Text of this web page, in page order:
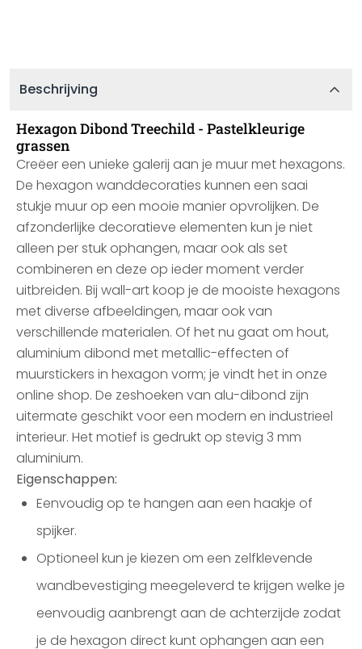
Beschrijving
Hexagon Dibond Treechild - Pastelkleurige
grassen
Creëer een unieke galerij aan je muur met hexagons.
De hexagon wanddecoraties kunnen een saai
stukje muur op een mooie manier opvrolijken. De
afzonderlijke decoratieve elementen kun je niet
alleen per stuk ophangen, maar ook als set
combineren en deze op ieder moment verder
uitbreiden. Bij wall-art koop je de mooiste hexagons
met diverse afbeeldingen, maar ook van
verschillende materialen. Of het nu gaat om hout,
aluminium dibond met metallic-effecten of
muurstickers in hexagon vorm; je vindt het in onze
online shop. De zeshoeken van alu-dibond zijn
uitermate geschikt voor een modern en industrieel
interieur. Het motief is gedrukt op stevig 3 mm
aluminium.
Eigenschappen:
Eenvoudig op te hangen aan een haakje of
spijker.
Optioneel kun je kiezen om een zelfklevende
wandbevestiging meegeleverd te krijgen welke je
eenvoudig aanbrengt aan de achterzijde zodat
je de hexagon direct kunt ophangen aan een